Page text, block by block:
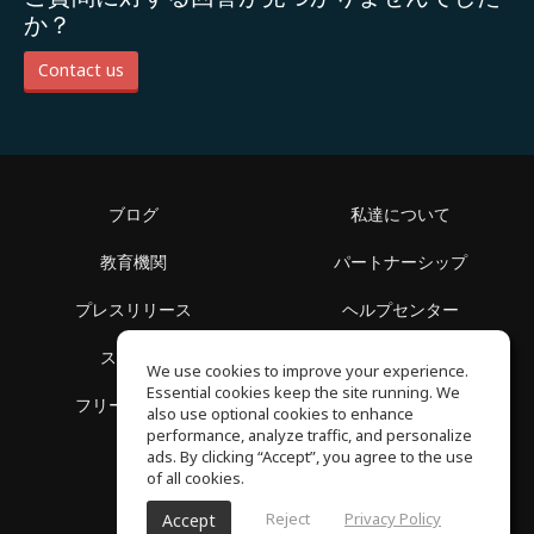
か？
Contact us
ブログ
教育機関
プレスリリース
スペース
フリースクール
私達について
パートナーシップ
ヘルプセンター
プライバシーポリシー
SoundGym, All reserved © 2026
We use cookies to improve your experience.
Essential cookies keep the site running. We
also use optional cookies to enhance
performance, analyze traffic, and personalize
ads. By clicking “Accept”, you agree to the use
of all cookies.
Accept Reject Privacy Policy